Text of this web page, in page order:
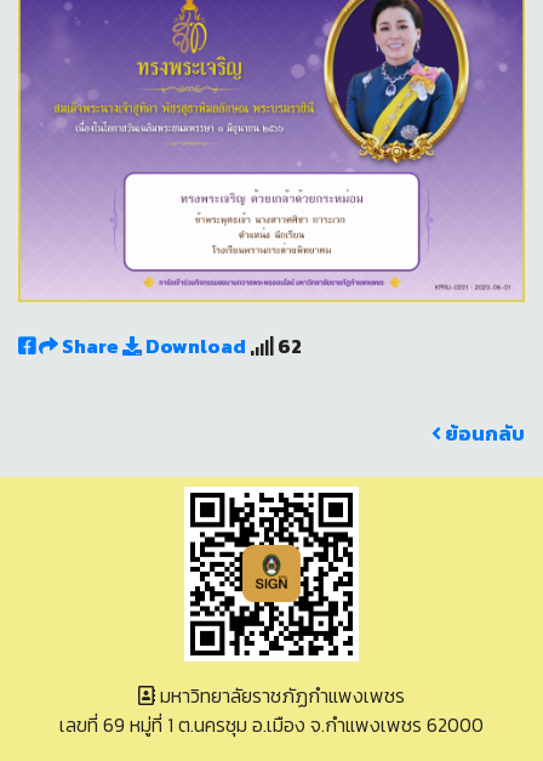
Share Download 62
ย้อนกลับ
มหาวิทยาลัยราชภัฏกำแพงเพชร
เลขที่ 69 หมู่ที่ 1 ต.นครชุม อ.เมือง จ.กำแพงเพชร 62000